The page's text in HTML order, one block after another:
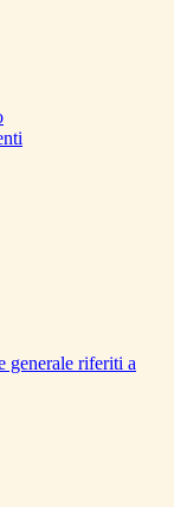
generale riferiti a